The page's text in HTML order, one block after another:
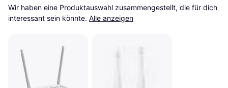
Wir haben eine Produktauswahl zusammengestellt, die für dich
interessant sein könnte. Alle anzeigen